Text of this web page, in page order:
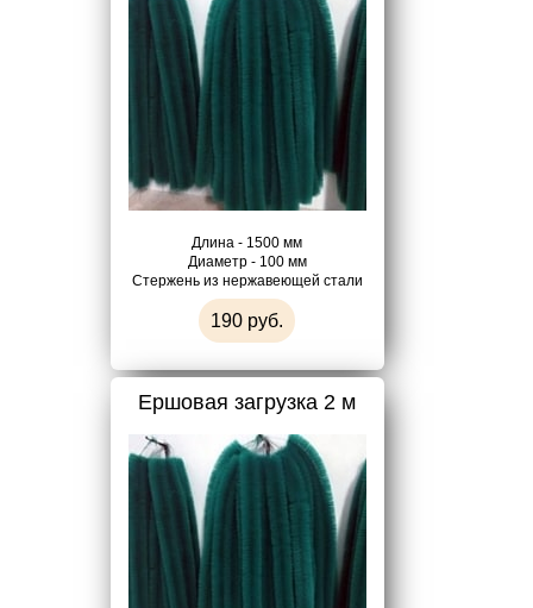
Длина - 1500 мм
Диаметр - 100 мм
Стержень из нержавеющей стали
190 руб.
Ершовая загрузка 2 м